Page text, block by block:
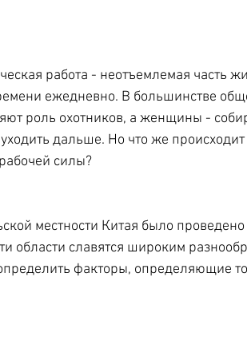
работа - неотъемлемая часть
ежедневно. В большинстве
роль охотников, а женщины -
дальше. Но что же
силы?
местности Китая было
области славятся широким
факторы, определяющие